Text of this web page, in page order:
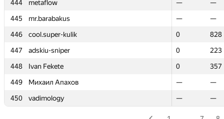
444
metaflow —
—
445
mr.barabakus —
—
446
cool.super-kulik 0
828
447
adskiu-sniper 0
223
448
Ivan Fekete 0
357
449
Михаил Апахов —
—
450
vadimology — —
444
metaflow —
—
445
mr.barabakus —
—
446
cool.super-kulik 0
828
447
adskiu-sniper 0
223
448
Ivan Fekete 0
357
449
Михаил Апахов —
—
450
vadimology — —